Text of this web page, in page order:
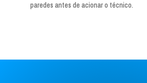
paredes antes de acionar o técnico.